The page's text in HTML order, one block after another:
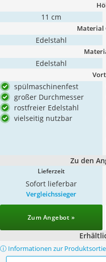
11 cm
Material
Edelstahl
Edelstahl
spülmaschinenfest
großer Durchmesser
rostfreier Edelstahl
vielseitig nutzbar
Zu den
Lieferzeit
Sofort lieferbar
Vergleichssieger
Zum Angebot »
ⓘ Informationen zur